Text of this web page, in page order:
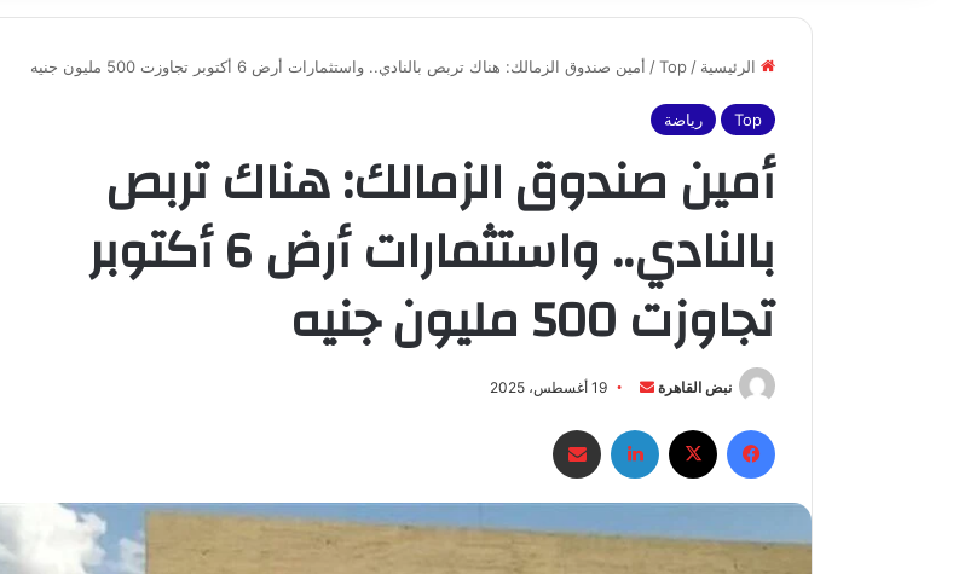
الرئيسية /
Top
/ أمين صندوق الزمالك: هناك تربص بالنادي.. واستثمارات أرض 6 أكتوبر تجاوزت 500 مليون جنيه
Top رياضة
أمين صندوق الزمالك: هناك تربص
بالنادي.. واستثمارات أرض 6 أكتوبر
تجاوزت 500 مليون جنيه
نبض القاهرة
أرسل
إلكترونيا
19 أغسطس، 2025
فيسبوك لينكدإن